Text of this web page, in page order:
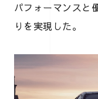
パフォーマンスと
りを実現した。